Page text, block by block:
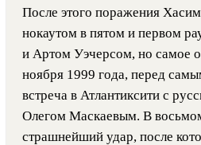
После этого поражения
нокаутом в пятом и первом
и Артом Уэчерсом, но самое
ноября 1999 года, перед
встреча в Атлантиксити с
Олегом Маскаевым. В
страшнейший удар, после